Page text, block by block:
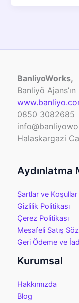
BanliyoWorks,
Banliyö
0850 3082685
Halaskargazi
Aydınlatma
Şartlar ve Koşullar
Gizlilik Politikası
Çerez Politikası
Mesafeli Satış
Geri Ödeme ve
Kurumsal
Hakkımızda
Blog